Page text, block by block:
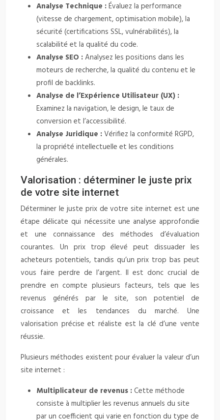
Analyse Technique :Évaluez la performance
(vitesse de chargement, optimisation mobile), la
sécurité (certifications SSL, vulnérabilités), la
scalabilité et la qualité du code.
Analyse SEO :Analysez les positions dans les
moteurs de recherche, la qualité du contenu et le
profil de backlinks.
Analyse de l’Expérience Utilisateur (UX) :
Examinez la navigation, le design, le taux de
conversion et l’accessibilité.
Analyse Juridique :Vérifiez la conformité RGPD,
la propriété intellectuelle et les conditions
générales.
Valorisation : déterminer le juste prix
de votre site internet
Déterminer le juste prix de votre site internet est une
étape délicate qui nécessite une analyse approfondie
et une connaissance des méthodes d’évaluation
courantes. Un prix trop élevé peut dissuader les
acheteurs potentiels, tandis qu’un prix trop bas peut
vous faire perdre de l’argent. Il est donc crucial de
prendre en compte plusieurs facteurs, tels que les
revenus générés par le site, son potentiel de
croissance et les tendances du marché. Une
valorisation précise et réaliste est la clé d’une vente
réussie.
Plusieurs méthodes existent pour évaluer la valeur d’un
site internet :
Multiplicateur de revenus :Cette méthode
consiste à multiplier les revenus annuels du site
par un coefficient qui varie en fonction du type de